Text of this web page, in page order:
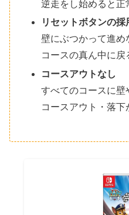
逆走をし始めると正
リセットボタンの採
壁にぶつかって進め
コースの真ん中に戻
コースアウトなし
すべてのコースに
コースアウト・落下